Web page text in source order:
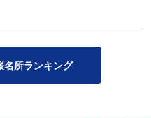
名所ランキング